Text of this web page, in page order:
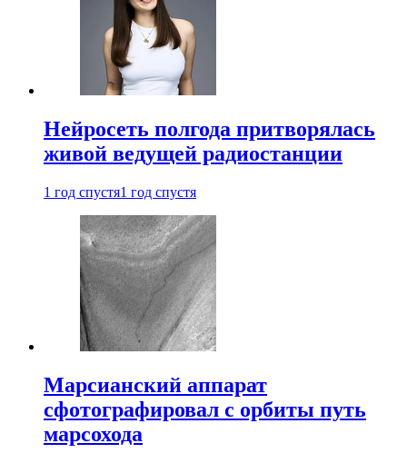
Нейросеть полгода притворялась
живой ведущей радиостанции
1 год спустя1 год спустя
Марсианский аппарат
сфотографировал с орбиты путь
марсохода